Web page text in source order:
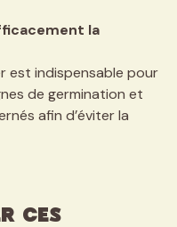
la
est indispensable pour
de germination et
afin d’éviter la
CES